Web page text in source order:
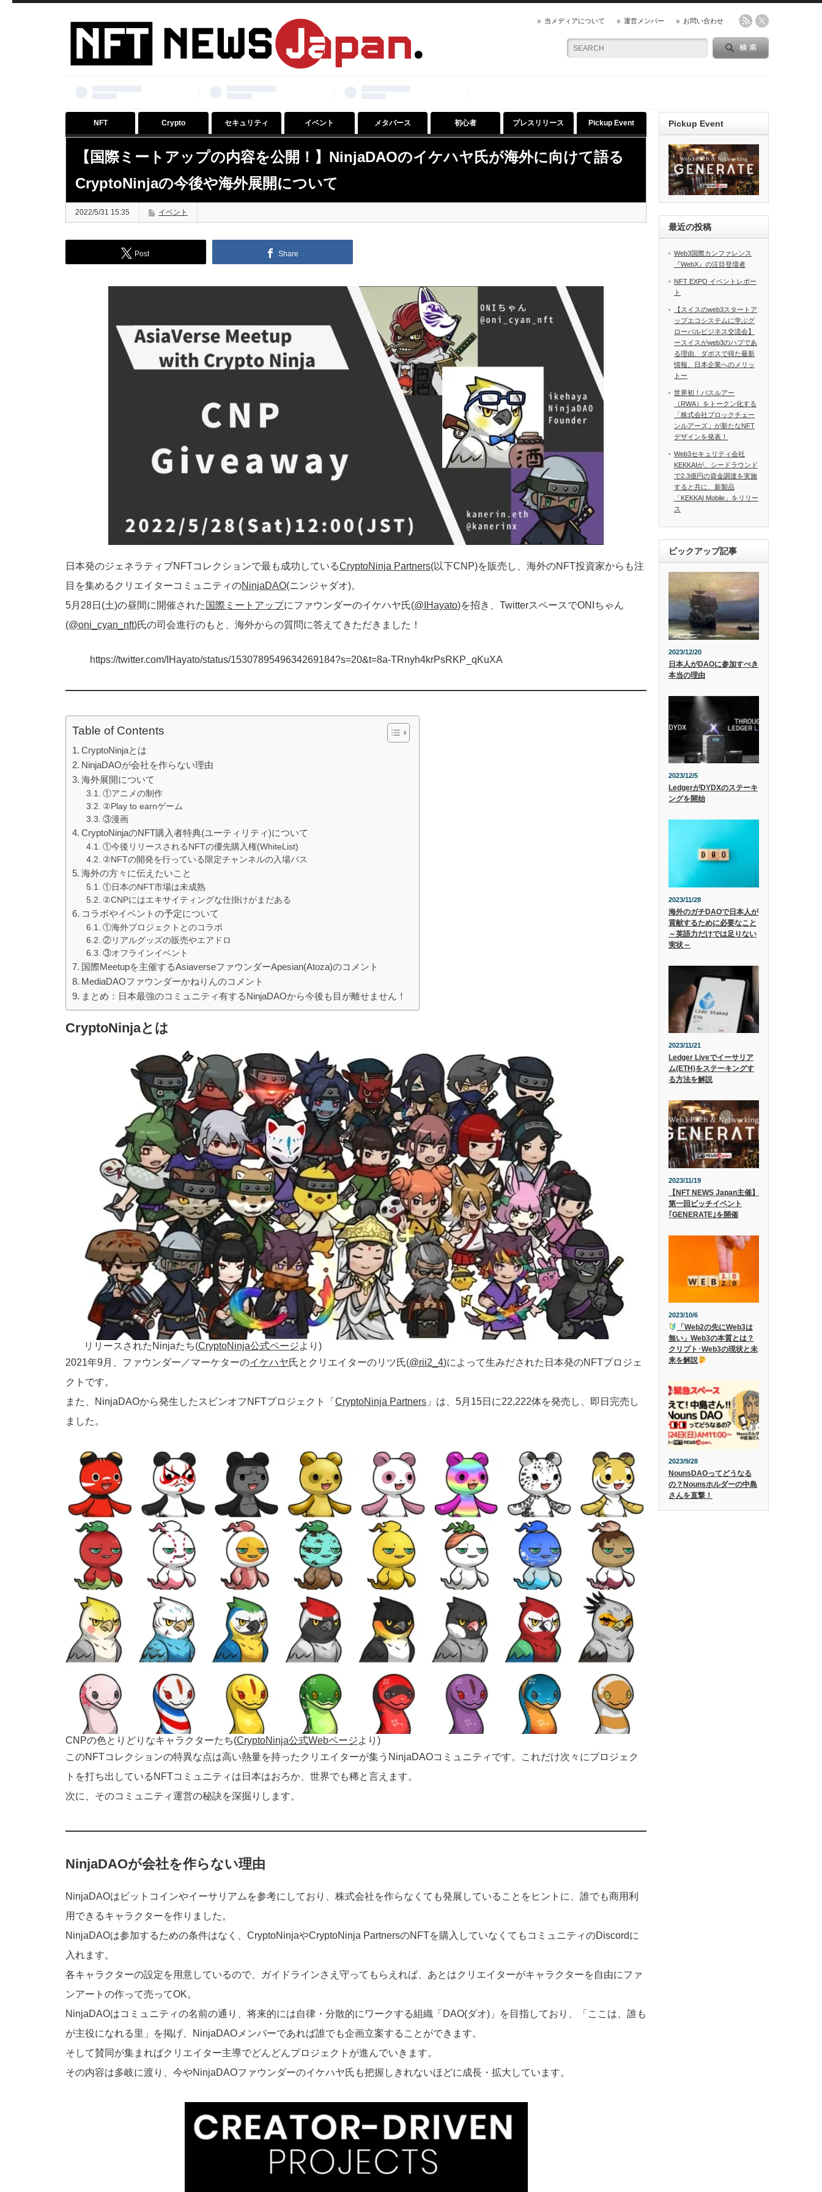
当メディアについて 運営メンバー お問い合わせ
NFT Crypto セキュリティ イベント メタバース 初心者 プレスリリース Pickup Event
【国際ミートアップの内容を公開！】NinjaDAOのイケハヤ氏が海外に向けて語る
CryptoNinjaの今後や海外展開について
2022/5/31 15:35 イベント
Post Share
日本発のジェネラティブNFTコレクションで最も成功しているCryptoNinja Partners(以下CNP)を販売し、海外のNFT投資家からも注
目を集めるクリエイターコミュニティのNinjaDAO(ニンジャダオ)。
5月28日(土)の昼間に開催された 国際ミートアップにファウンダーのイケハヤ氏(@IHayato)を招き、TwitterスペースでONIちゃん
(@oni_cyan_nft)氏の司会進行のもと、海外からの質問に答えてきただきました！
https://twitter.com/IHayato/status/1530789549634269184?s=20&t=8a-TRnyh4krPsRKP_qKuXA
Table of Contents
CryptoNinjaとは
NinjaDAOが会社を作らない理由
海外展開について
①アニメの制作
②Play to earnゲーム
③漫画
CryptoNinjaのNFT購入者特典(ユーティリティ)について
①今後リリースされるNFTの優先購入権(WhiteList)
②NFTの開発を行っている限定チャンネルの入場パス
海外の方々に伝えたいこと
①日本のNFT市場は未成熟
②CNPにはエキサイティングな仕掛けがまだある
コラボやイベントの予定について
①海外プロジェクトとのコラボ
②リアルグッズの販売やエアドロ
③オフラインイベント
国際Meetupを主催するAsiaverseファウンダーApesian(Atoza)のコメント
MediaDAOファウンダーかねりんのコメント
まとめ：日本最強のコミュニティ有するNinjaDAOから今後も目が離せません！
CryptoNinjaとは
リリースされたNinjaたち(CryptoNinja公式ページより)
2021年9月、ファウンダー／マーケターのイケハヤ氏とクリエイターのリツ氏(@rii2_4)によって生みだされた日本発のNFTプロジェ
クトです。
また、NinjaDAOから発生したスピンオフNFTプロジェクト「 CryptoNinja Partners 」は、5月15日に22,222体を発売し、即日完売し
ました。
CNPの色とりどりなキャラクターたち(CryptoNinja公式Webページより)
このNFTコレクションの特異な点は高い熱量を持ったクリエイターが集うNinjaDAOコミュニティです。これだけ次々にプロジェク
トを打ち出しているNFTコミュニティは日本はおろか、世界でも稀と言えます。
次に、そのコミュニティ運営の秘訣を深掘りします。
NinjaDAOが会社を作らない理由
NinjaDAOはビットコインやイーサリアムを参考にしており、株式会社を作らなくても発展していることをヒントに、誰でも商用利
用できるキャラクターを作りました。
NinjaDAOは参加するための条件はなく、CryptoNinjaやCryptoNinja PartnersのNFTを購入していなくてもコミュニティのDiscordに
入れます。
各キャラクターの設定を用意しているので、ガイドラインさえ守ってもらえれば、あとはクリエイターがキャラクターを自由にファ
ンアートの作って売ってOK。
NinjaDAOはコミュニティの名前の通り、将来的には自律・分散的にワークする組織「DAO(ダオ)」を目指しており、「ここは、誰も
が主役になれる里」を掲げ、NinjaDAOメンバーであれば誰でも企画立案することができます。
そして賛同が集まればクリエイター主導でどんどんプロジェクトが進んでいきます。
その内容は多岐に渡り、今やNinjaDAOファウンダーのイケハヤ氏も把握しきれないほどに成長・拡大しています。
Pickup Event
最近の投稿
Web3国際カンファレンス
『WebX』の注目登壇者
NFT EXPO イベントレポー
ト
【スイスのweb3スタートア
ップエコシステムに学ぶグ
ローバルビジネス交流会】
ースイスがweb3のハブであ
る理由、ダボスで得た最新
情報、日本企業へのメリッ
トー
世界初！バスルアー
（RWA）をトークン化する
「株式会社ブロックチェー
ンルアーズ」が新たなNFT
デザインを発表！
Web3セキュリティ会社
KEKKAIが、シードラウンド
で2.3億円の資金調達を実施
すると共に、新製品
「KEKKAI Mobile」をリリー
ス
ピックアップ記事
2023/12/20
日本人がDAOに参加すべき
本当の理由
2023/12/5
LedgerがDYDXのステーキ
ングを開始
2023/11/28
海外のガチDAOで日本人が
貢献するために必要なこと
～英語力だけでは足りない
実状～
2023/11/21
Ledger Liveでイーサリア
ム(ETH)をステーキングす
る方法を解説
2023/11/19
【NFT NEWS Japan主催】
第一回ピッチイベント
｢GENERATE｣を開催
2023/10/6
「Web2の先にWeb3は
無い」Web3の本質とは？
クリプト･Web3の現状と未
来を解説
2023/9/28
NounsDAOってどうなる
の？Nounsホルダーの中島
さんを直撃！